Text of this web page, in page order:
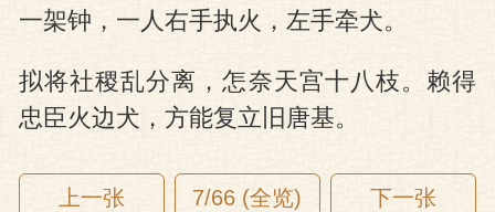
一架钟，一人右手执火，左手牵犬。
拟将社稷乱分离，怎奈天宫十八枝。赖得
忠臣火边犬，方能复立旧唐基。
上一张 7/66 (全览) 下一张